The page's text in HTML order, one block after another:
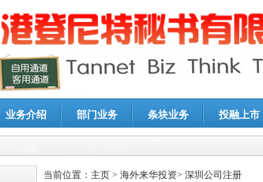
业务介绍 部门业务 条块业务 投融上市
汇算清缴申报鉴证
当前位置： 主页 > 海外来华投资> 深圳公司注册